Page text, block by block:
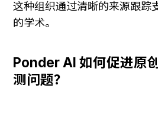
这种组织通过清晰的来源跟踪
的学术。
Ponder AI 如何促进原
测问题？